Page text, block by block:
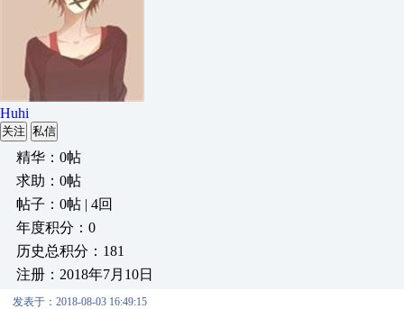
Huhi
关注 私信
精华：0帖
求助：0帖
帖子：0帖 | 4回
年度积分：0
历史总积分：181
注册：2018年7月10日
发表于：2018-08-03 16:49:15